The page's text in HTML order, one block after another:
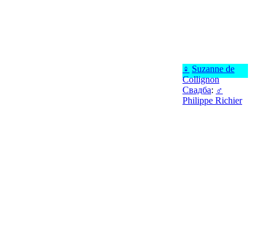
♀ Suzanne de
Collignon
Свадба: ♂
Philippe Richier